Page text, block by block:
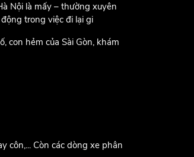
Nội là mấy – thường xuyên
trong việc đi lại gi
con hẻm của Sài Gòn, khám
côn,... Còn các dòng xe phân